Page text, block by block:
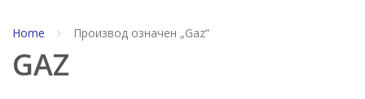
Home Производ oзначен „Gaz“
GAZ